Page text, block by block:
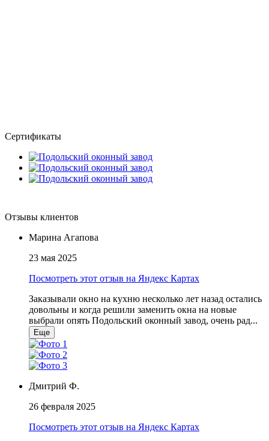
Сертификаты
Отзывы клиентов
Марина Агапова
23 мая 2025
Посмотреть этот отзыв на Яндекс Картах
Заказывали окно на кухню несколько лет назад остались
довольны и когда решили заменить окна на новые
выбрали опять Подольский оконный завод, очень рад...
Еще
Дмитрий Ф.
26 февраля 2025
Посмотреть этот отзыв на Яндекс Картах